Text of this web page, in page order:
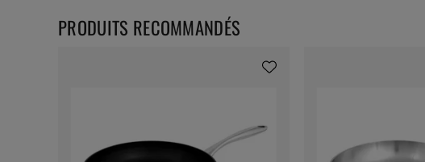
PRODUITS RECOMMANDÉS